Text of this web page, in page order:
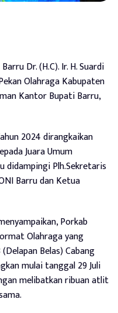
Dr. (H.C). Ir. H. Suardi
Olahraga Kabupaten
Kantor Bupati Barru,
2024 dirangkaikan
Juara Umum
didampingi Plh.Sekretaris
Barru dan Ketua
Porkab
Olahraga yang
Belas) Cabang
mulai tanggal 29 Juli
melibatkan ribuan atlit